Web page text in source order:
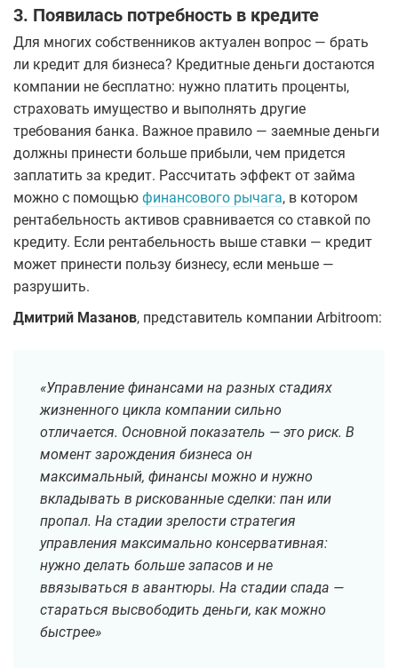
3. Появилась потребность в кредите
Для многих собственников актуален вопрос — брать
ли кредит для бизнеса? Кредитные деньги достаются
компании не бесплатно: нужно платить проценты,
страховать имущество и выполнять другие
требования банка. Важное правило — заемные деньги
должны принести больше прибыли, чем придется
заплатить за кредит. Рассчитать эффект от займа
можно с помощью финансового рычага, в котором
рентабельность активов сравнивается со ставкой по
кредиту. Если рентабельность выше ставки — кредит
может принести пользу бизнесу, если меньше —
разрушить.
Дмитрий Мазанов, представитель компании Arbitroom:
«Управление финансами на разных стадиях
жизненного цикла компании сильно
отличается. Основной показатель — это риск. В
момент зарождения бизнеса он
максимальный, финансы можно и нужно
вкладывать в рискованные сделки: пан или
пропал. На стадии зрелости стратегия
управления максимально консервативная:
нужно делать больше запасов и не
ввязываться в авантюры. На стадии спада —
стараться высвободить деньги, как можно
быстрее»